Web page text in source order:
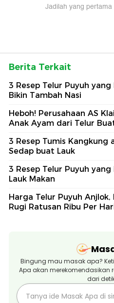
Jadilah yang
Berita Terkait
3 Resep Telur Puyuh yang
Bikin Tambah Nasi
Heboh! Perusahaan AS
Anak Ayam dari Telur
3 Resep Tumis Kangkung
Sedap buat Lauk
3 Resep Telur Puyuh
Lauk Makan
Harga Telur Puyuh
Rugi Ratusan Ribu Per
Bingung mau masak apa?
Apa akan merekomendasikan
dari